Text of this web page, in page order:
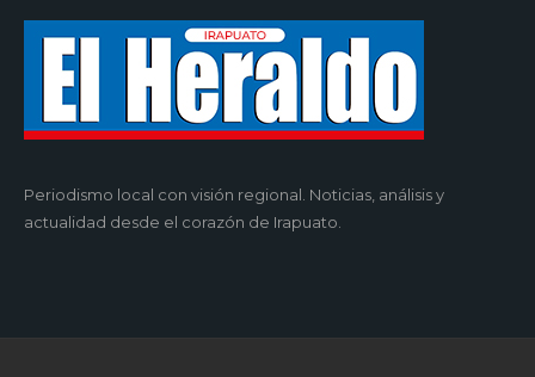
Periodismo local con visión regional. Noticias, análisis y
actualidad desde el corazón de Irapuato.